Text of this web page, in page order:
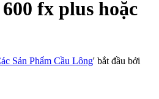
fx plus hoặc
Sản Phẩm Cầu Lông' bắt đầu bởi